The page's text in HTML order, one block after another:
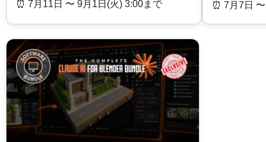
⏰️ 7月11日 〜 9月1日(火) 3:00まで
⏰️ 7月7日